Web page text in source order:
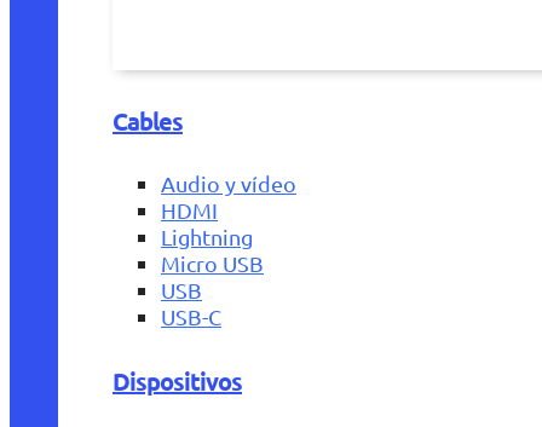
Cables
Audio y vídeo
HDMI
Lightning
Micro USB
USB
USB-C
Dispositivos